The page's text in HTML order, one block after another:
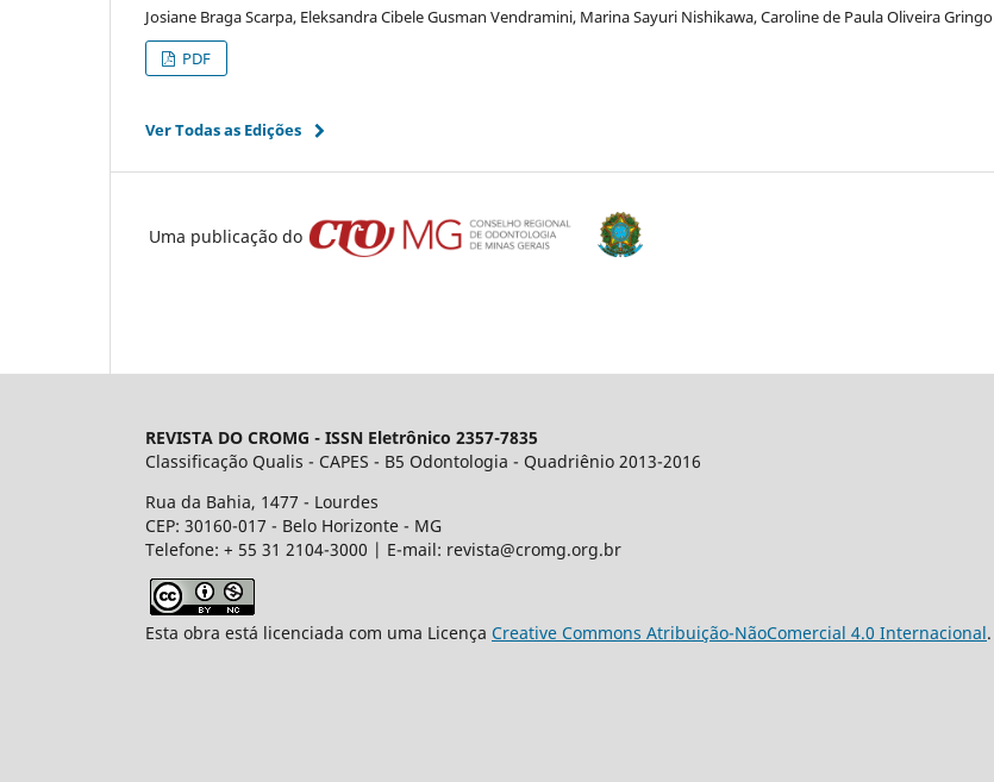
Josiane Braga Scarpa, Eleksandra Cibele Gusman Vendramini, Marina Sayuri Nishikawa, Caroline de Paula Oliveira Gringo
PDF
Ver Todas as Edições
Uma publicação do
REVISTA DO CROMG - ISSN Eletrônico 2357-7835
Classificação Qualis - CAPES - B5 Odontologia - Quadriênio 2013-2016
Rua da Bahia, 1477 - Lourdes
CEP: 30160-017 - Belo Horizonte - MG
Telefone: + 55 31 2104-3000 | E-mail: revista@cromg.org.br
Esta obra está licenciada com uma Licença Creative Commons Atribuição-NãoComercial 4.0 Internacional.